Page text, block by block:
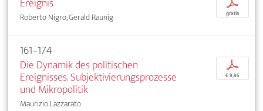
Roberto Nigro, Gerald Raunig
p
gratis
161–174
Die Dynamik des politischen
Ereignisses. Subjektivierungsprozesse
und Mikropolitik
Maurizio Lazzarato
p
€ 9,95